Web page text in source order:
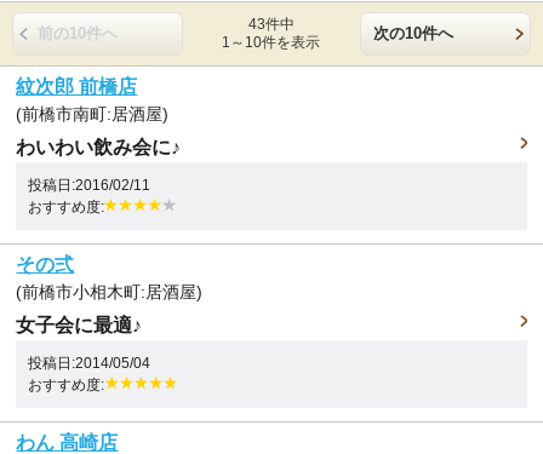
前の10件へ
43件中
1～10件を表示
次の10件へ
紋次郎 前橋店
(前橋市南町:居酒屋)
わいわい飲み会に♪
投稿日:2016/02/11
おすすめ度:
その弍
(前橋市小相木町:居酒屋)
女子会に最適♪
投稿日:2014/05/04
おすすめ度:
わん 高崎店